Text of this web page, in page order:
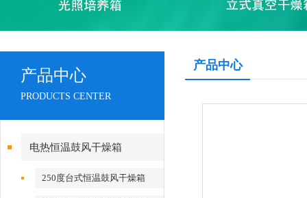
产品中心
PRODUCTS CENTER
电热恒温鼓风干燥箱
250度台式恒温鼓风干燥箱
产品中心